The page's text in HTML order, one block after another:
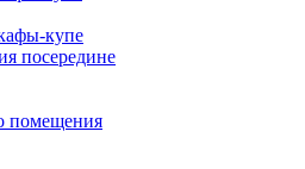
купе
посередине
помещения